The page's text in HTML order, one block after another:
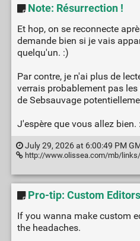
Note: Résurrection !
Et hop, on se reconnecte
demande bien si je vais
quelqu'un. :)
Par contre, je n'ai plus de
verrais probablement pas
de Sebsauvage
J'espère que vous allez bien.
July 29, 2026 at 6:00:49 PM
http://www.olissea.com/mb/links/
Pro-tip: Custom
If you wanna make custom
the headaches.